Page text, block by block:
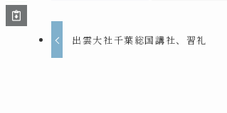
出雲大社千葉総国講社、習礼